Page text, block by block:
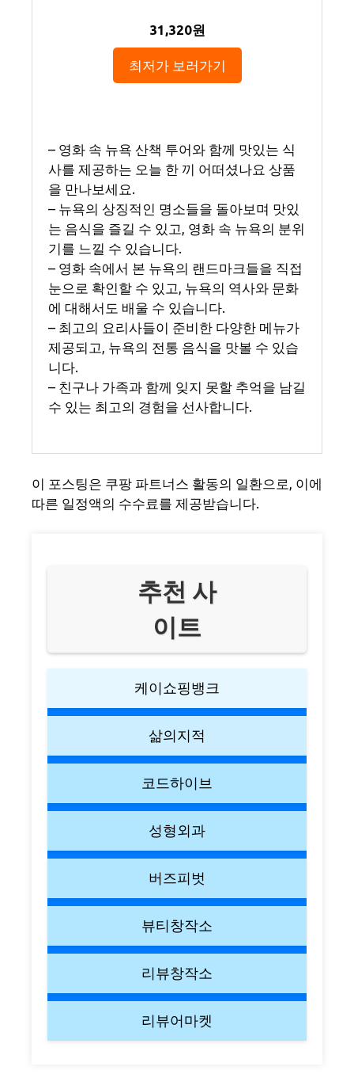
31,320원
최저가 보러가기
– 영화 속 뉴욕 산책 투어와 함께 맛있는 식
사를 제공하는 오늘 한 끼 어떠셨나요 상품
을 만나보세요.
– 뉴욕의 상징적인 명소들을 돌아보며 맛있
는 음식을 즐길 수 있고, 영화 속 뉴욕의 분위
기를 느낄 수 있습니다.
– 영화 속에서 본 뉴욕의 랜드마크들을 직접
눈으로 확인할 수 있고, 뉴욕의 역사와 문화
에 대해서도 배울 수 있습니다.
– 최고의 요리사들이 준비한 다양한 메뉴가
제공되고, 뉴욕의 전통 음식을 맛볼 수 있습
니다.
– 친구나 가족과 함께 잊지 못할 추억을 남길
수 있는 최고의 경험을 선사합니다.
이 포스팅은 쿠팡 파트너스 활동의 일환으로, 이에
따른 일정액의 수수료를 제공받습니다.
추천 사
이트
케이쇼핑뱅크
삶의지적
코드하이브
성형외과
버즈피벗
뷰티창작소
리뷰창작소
리뷰어마켓